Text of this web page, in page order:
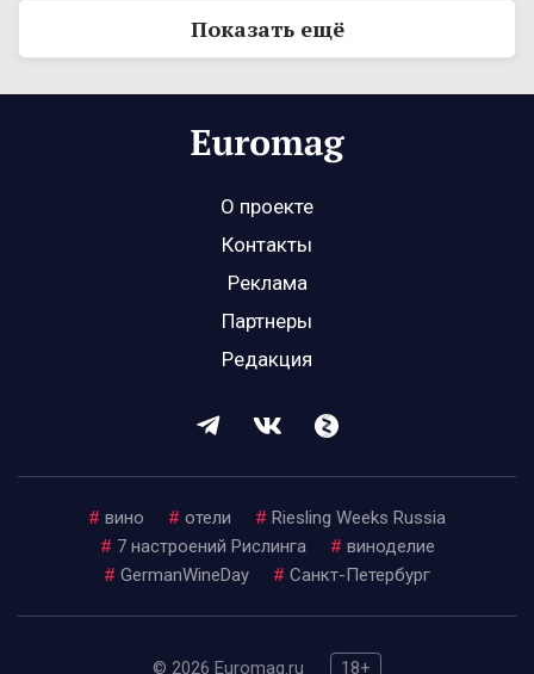
Показать ещё
О проекте
Контакты
Реклама
Партнеры
Редакция
# вино # отели # Riesling Weeks Russia
# 7 настроений Рислинга # виноделие
# GermanWineDay # Санкт-Петербург
© 2026 Euromag.ru 18+